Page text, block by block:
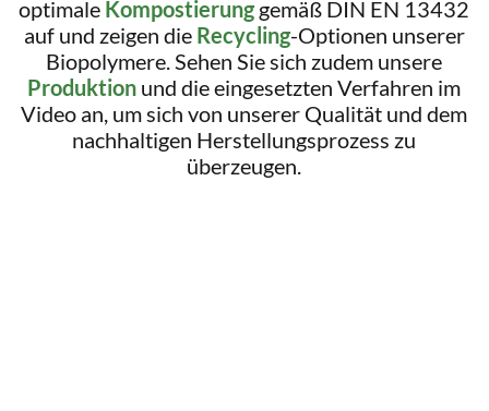
optimale Kompostierunggemäß DIN EN 13432
auf und zeigen die Recycling-Optionen unserer
Biopolymere. Sehen Sie sich zudem unsere
Produktion und die eingesetzten Verfahren im
Video an, um sich von unserer Qualität und dem
nachhaltigen Herstellungsprozess zu
überzeugen.